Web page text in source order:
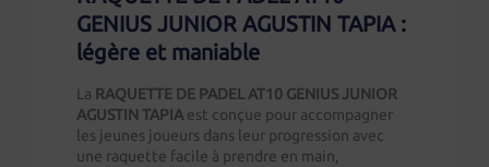
GENIUS JUNIOR AGUSTIN TAPIA :
légère et maniable
La RAQUETTE DE PADEL AT10 GENIUS JUNIOR
AGUSTIN TAPIA est conçue pour accompagner
les jeunes joueurs dans leur progression avec
une raquette facile à prendre en main,